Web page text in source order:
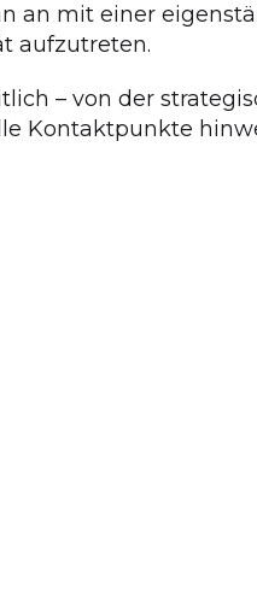
an mit einer
aufzutreten.
– von der
Kontaktpunkte